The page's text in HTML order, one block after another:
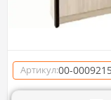
Артикул:00-